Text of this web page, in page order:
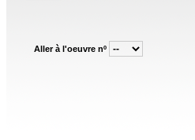
Aller à l'oeuvre nº